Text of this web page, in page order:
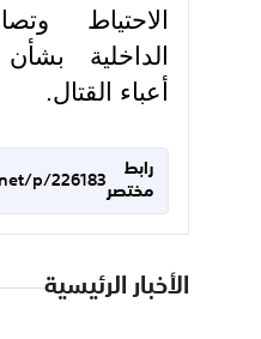
الاحتياط
الداخلية
أعباء القتال.
رابط
مختصر
p/226183
الأخبار الرئيسية